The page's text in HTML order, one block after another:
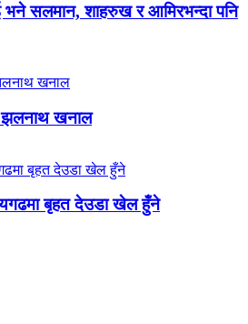
सलमान, शाहरुख र आमिरभन्दा पनि
खनाल
बृहत देउडा खेल हुँने